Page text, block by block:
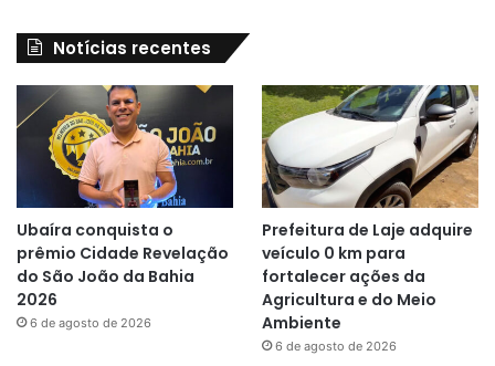
Notícias recentes
Ubaíra conquista o
prêmio Cidade Revelação
do São João da Bahia
2026
6 de agosto de 2026
Prefeitura de Laje adquire
veículo 0 km para
fortalecer ações da
Agricultura e do Meio
Ambiente
6 de agosto de 2026